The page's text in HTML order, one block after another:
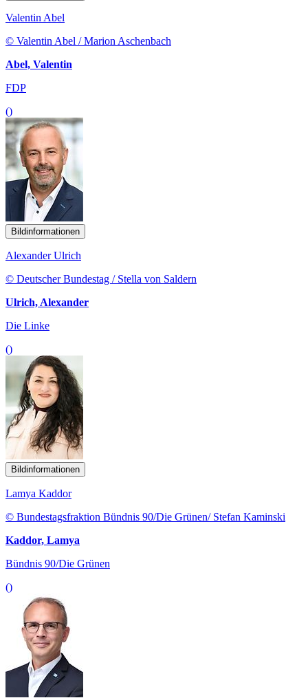
Valentin Abel
© Valentin Abel / Marion Aschenbach
Abel, Valentin
FDP
()
Bildinformationen
Alexander Ulrich
© Deutscher Bundestag / Stella von Saldern
Ulrich, Alexander
Die Linke
()
Bildinformationen
Lamya Kaddor
© Bundestagsfraktion Bündnis 90/Die Grünen/ Stefan Kaminski
Kaddor, Lamya
Bündnis 90/Die Grünen
()